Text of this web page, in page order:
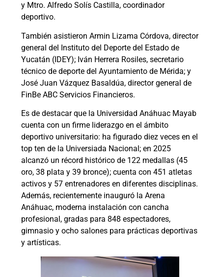
y Mtro. Alfredo Solís Castilla, coordinador
deportivo.
También asistieron Armin Lizama Córdova, director
general del Instituto del Deporte del Estado de
Yucatán (IDEY); Iván Herrera Rosiles, secretario
técnico de deporte del Ayuntamiento de Mérida; y
José Juan Vázquez Basaldúa, director general de
FinBe ABC Servicios Financieros.
Es de destacar que la Universidad Anáhuac Mayab
cuenta con un firme liderazgo en el ámbito
deportivo universitario: ha figurado diez veces en el
top ten de la Universiada Nacional; en 2025
alcanzó un récord histórico de 122 medallas (45
oro, 38 plata y 39 bronce); cuenta con 451 atletas
activos y 57 entrenadores en diferentes disciplinas.
Además, recientemente inauguró la Arena
Anáhuac, moderna instalación con cancha
profesional, gradas para 848 espectadores,
gimnasio y ocho salones para prácticas deportivas
y artísticas.